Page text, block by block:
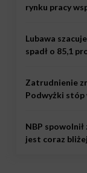
rynku pracy
Lubawa
spadł o 85,1
Zatrudnienie
Podwyżki stóp
NBP
jest coraz bliżej